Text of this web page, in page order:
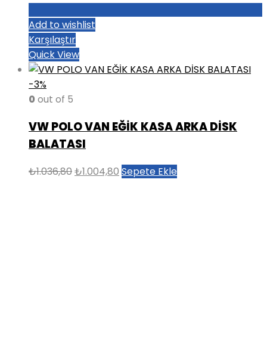
Add to wishlist
Karşılaştır
Quick View
-3%
0 out of 5
VW POLO VAN EĞİK KASA ARKA DİSK
BALATASI
₺1.036,80Orijinal
₺1.004,80 Şu
Sepete Ekle